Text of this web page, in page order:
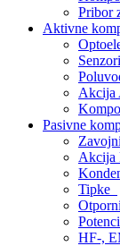
Pribor
Aktivne
Senzori
Akcija
Pasivne
Akcija
Tipke
HF-,